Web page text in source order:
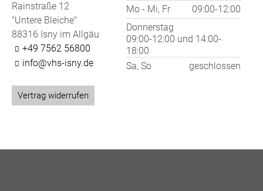
Rainstraße 12
"Untere Bleiche"
88316 Isny im Allgäu
+49 7562 56800
info@vhs-isny.de
Vertrag widerrufen
Mo - Mi, Fr
09:00-12:00
Donnerstag
09:00-12:00 und 14:00-
18:00
Sa, So
geschlossen